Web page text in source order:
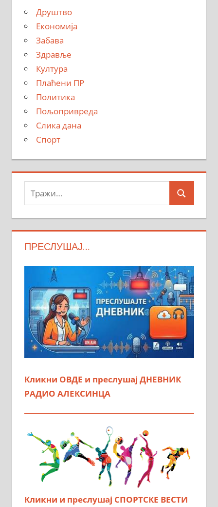
Друштво
Економија
Забава
Здравље
Култура
Плаћени ПР
Политика
Пољопривреда
Слика дана
Спорт
Тражи:
Search
ПРЕСЛУШАЈ…
Кликни ОВДЕ и преслушај ДНЕВНИК
РАДИО АЛЕКСИНЦА
Кликни и преслушај СПОРТСКЕ ВЕСТИ